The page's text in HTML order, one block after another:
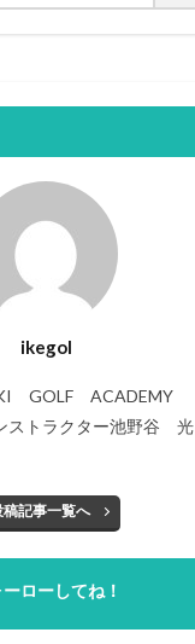
ikegol
GOLF ACADEMY
ストラクター池野谷 光
稿記事一覧へ
ローしてね！